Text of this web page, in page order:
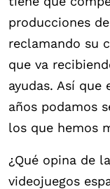
producciones
reclamando su
que va
ayudas. Así que
años podamos
los que hemos
¿Qué opina de
videojuegos